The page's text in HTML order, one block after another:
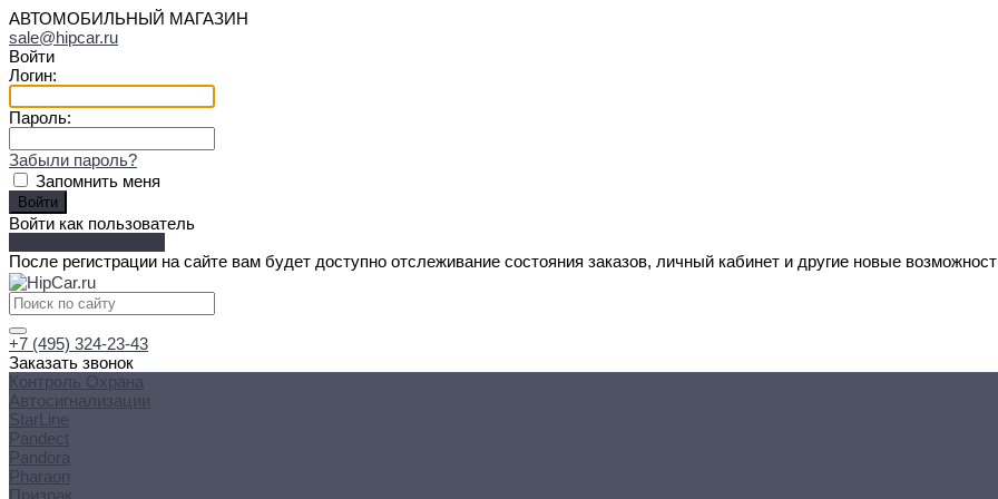
АВТОМОБИЛЬНЫЙ МАГАЗИН
sale@hipcar.ru
Войти
Логин:
Пароль:
Забыли пароль?
Запомнить меня
Войти как пользователь
После регистрации на сайте вам будет доступно отслеживание состояния заказов, личный кабинет и другие новые
+7 (495) 324-23-43
Заказать звонок
Контроль Охрана
Автосигнализации
StarLine
Pandect
Pandora
Pharaon
Призрак